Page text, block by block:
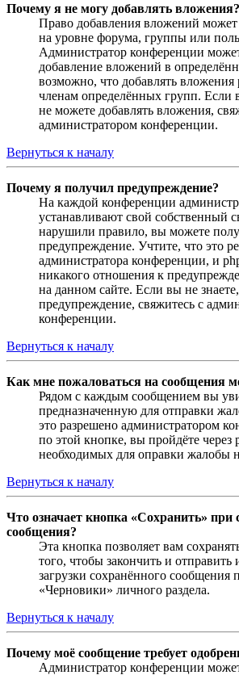
Почему я не могу добавлять вложения?
Право добавления вложений может
на уровне форума, группы или
Администратор конференции
добавление вложений в
возможно, что добавлять вложения
членам определённых групп. Если
не можете добавлять вложения,
администратором конференции.
Вернуться к началу
Почему я получил предупреждение?
На каждой конференции
устанавливают свой собственный
нарушили правило, вы можете
предупреждение. Учтите, что это
администратора конференции, и
никакого отношения к
на данном сайте. Если вы не
предупреждение, свяжитесь с
конференции.
Вернуться к началу
Как мне пожаловаться на сообщения
Рядом с каждым сообщением вы
предназначенную для отправки
это разрешено администратором
по этой кнопке, вы пройдёте через
необходимых для оправки жалобы
Вернуться к началу
Что означает кнопка «Сохранить» при
сообщения?
Эта кнопка позволяет вам
того, чтобы закончить и
загрузки сохранённого сообщения
«Черновики» личного раздела.
Вернуться к началу
Почему моё сообщение требует
Администратор конференции